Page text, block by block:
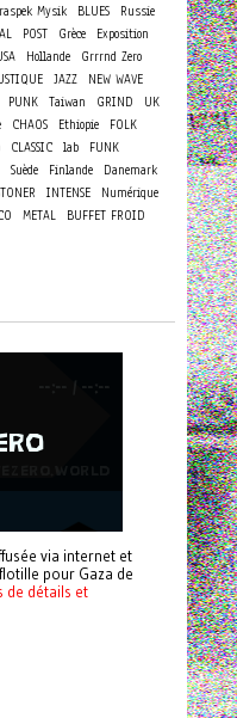
Mysik BLUES
Russie
POST Grèce
Exposition
Hollande
Grrrnd Zero
JAZZ
NEW WAVE
PUNK Taiwan GRIND
UK
CHAOS Ethiopie
FOLK
CLASSIC lab
FUNK
Suède Finlande
Danemark
INTENSE
Numérique
METAL BUFFET FROID
via internet et
pour Gaza de
de détails et